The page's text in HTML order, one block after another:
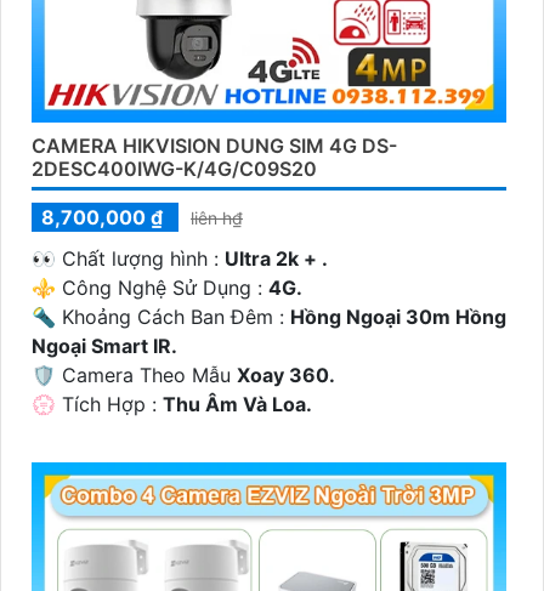
CAMERA HIKVISION DUNG SIM 4G DS-
2DESC400IWG-K/4G/C09S20
8,700,000 ₫
liên h₫
️👀 Chất lượng hình : Ultra 2k + .
⚜️ Công Nghệ Sử Dụng : 4G.
🔦 Khoảng Cách Ban Đêm : Hồng Ngoại 30m Hồng
Ngoại Smart IR.
🛡 Camera Theo Mẫu Xoay 360.
️💮 Tích Hợp : Thu Âm Và Loa.